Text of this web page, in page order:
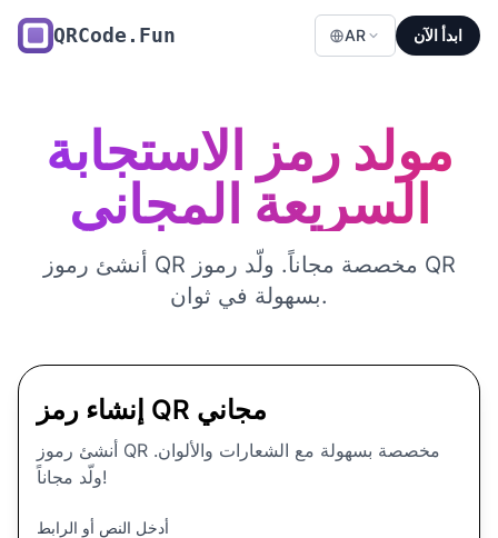
QRCode.Fun AR ابدأ الآن
مولد رمز الاستجابة
السريعة المجاني
أنشئ رموز QR مخصصة مجاناً. ولّد رموز QR
بسهولة في ثوان.
إنشاء رمز QR مجاني
أنشئ رموز QR مخصصة بسهولة مع الشعارات والألوان.
ولّد مجاناً!
أدخل النص أو الرابط